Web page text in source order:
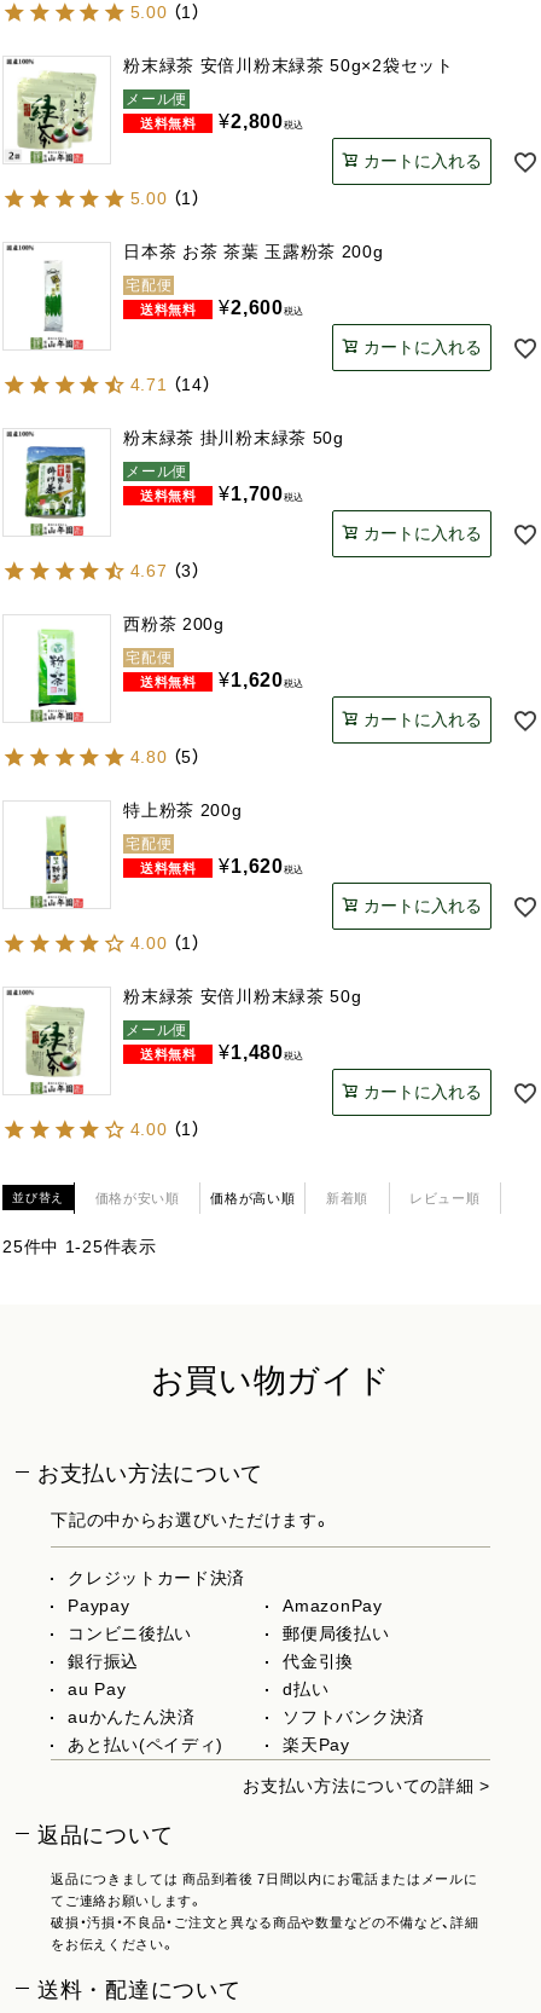
5.00 （1 ）
粉末緑茶 安倍川粉末緑茶 50g×2袋セット
メール便
¥2,800税込
カートに入れる
5.00 （1 ）
日本茶 お茶 茶葉 玉露粉茶 200g
宅配便
¥2,600税込
カートに入れる
4.71
（14）
粉末緑茶 掛川粉末緑茶 50g
メール便
¥1,700税込
カートに入れる
4.67 （3）
西粉茶 200g
宅配便
¥1,620税込
カートに入れる
4.80 （5）
特上粉茶 200g
宅配便
¥1,620税込
カートに入れる
4.00 （1 ）
粉末緑茶 安倍川粉末緑茶 50g
メール便
¥1,480税込
カートに入れる
4.00 （1 ）
並び替え 価格が安い順 価格が高い順 新着順 レビュー順
25件中 1-25件表示
お買い物ガイド
お支払い方法について
下記の中からお選びいただけます。
クレジットカード決済
Paypay
AmazonPay
コンビニ後払い
郵便局後払い
銀行振込
代金引換
au Pay
d払い
auかんたん決済
ソフトバンク決済
あと払い(ペイディ)
楽天Pay
お支払い方法についての詳細 >
返品について
返品につきましては 商品到着後 7日間以内にお電話またはメールに
てご連絡お願いします。
破損・汚損・不良品・ご注文と異なる商品や数量などの不備など、詳細
をお伝えください。
送料・配達について